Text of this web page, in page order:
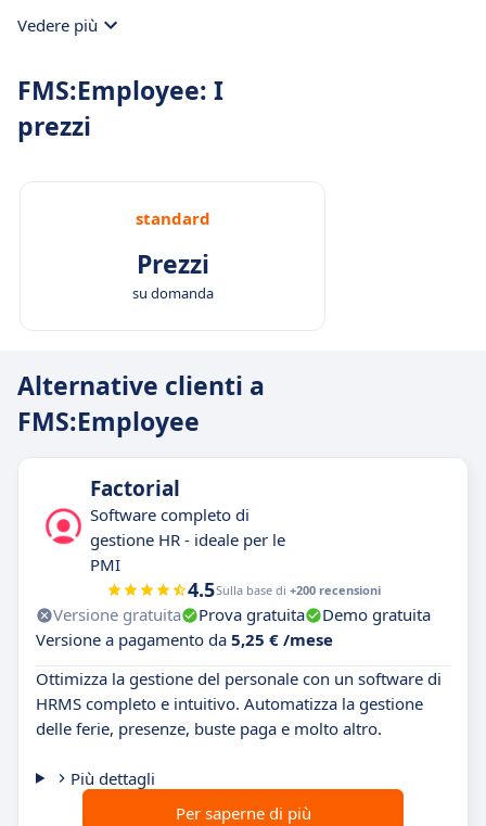
Vedere più
FMS:Employee: I
prezzi
standard
Prezzi
su domanda
Alternative clienti a
FMS:Employee
Factorial
Software completo di
gestione HR - ideale per le
PMI
4.5Sulla base di +200 recensioni
Versione gratuita Prova gratuita
Demo gratuita
Versione a pagamento da 5,25 € /mese
Ottimizza la gestione del personale con un software di
HRMS completo e intuitivo. Automatizza la gestione
delle ferie, presenze, buste paga e molto altro.
Più dettagli
Per saperne di più